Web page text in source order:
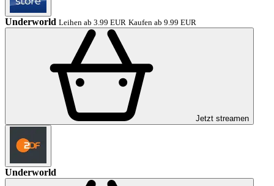
Underworld Leihen ab 3.99 EUR Kaufen ab 9.99 EUR
Jetzt streamen
Underworld